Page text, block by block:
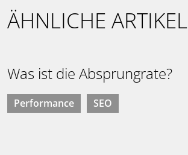
ÄHNLICHE ARTIKEL
Was ist die Absprungrate?
Performance SEO